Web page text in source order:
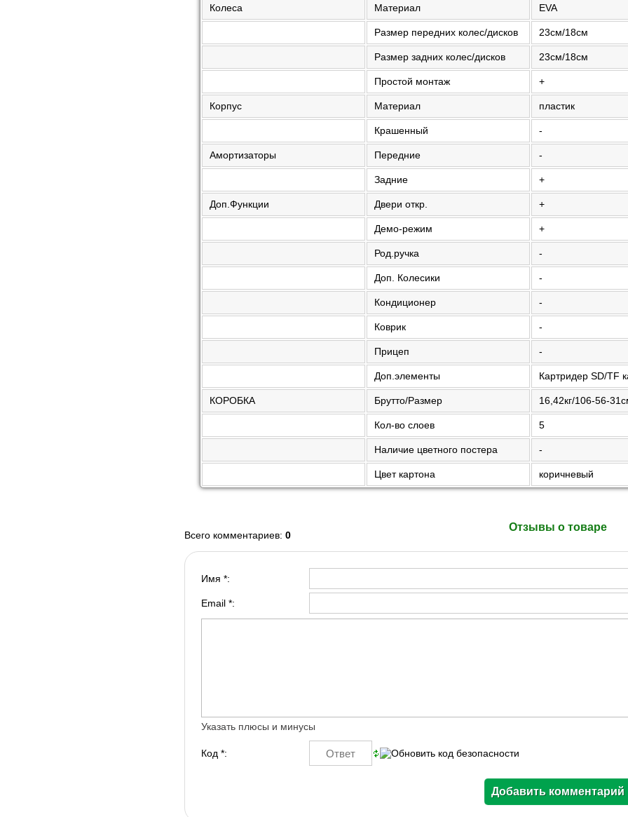
Колеса Материал EVA
Размер передних колес/дисков 23см/18см
Размер задних колес/дисков 23см/18см
Простой монтаж +
Корпус Материал пластик
Крашенный -
Амортизаторы Передние -
Задние +
Доп.Функции Двери откр. +
Демо-режим +
Род.ручка -
Доп. Колесики -
Кондиционер -
Коврик -
Прицеп -
Доп.элементы Картридер SD/TF
КОРОБКА Брутто/Размер 16,42кг/106-56-
Кол-во слоев 5
Наличие цветного постера -
Цвет картона коричневый
Отзывы о товаре
Всего комментариев:0
Имя *:
Email *:
Указать плюсы и минусы
Код *: